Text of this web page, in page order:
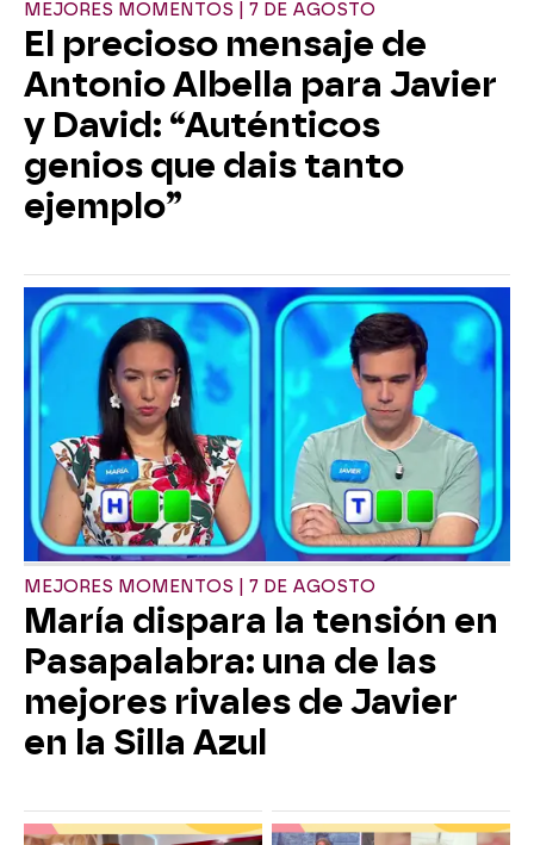
MEJORES MOMENTOS | 7 DE AGOSTO
El precioso mensaje de
Antonio Albella para Javier
y David: “Auténticos
genios que dais tanto
ejemplo”
MEJORES MOMENTOS | 7 DE AGOSTO
María dispara la tensión en
Pasapalabra: una de las
mejores rivales de Javier
en la Silla Azul